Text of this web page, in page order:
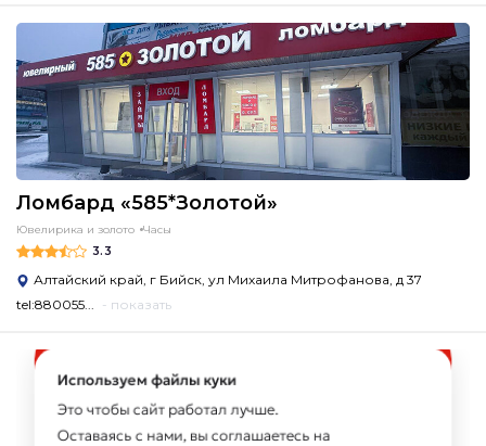
Ломбард «585*Золотой»
Ювелирика и золото Часы
3.3
Алтайский край, г Бийск, ул Михаила Митрофанова, д 37
tel:880055... - показать